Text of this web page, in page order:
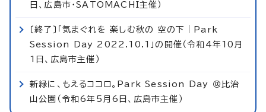
日、広島市・SATOMACHI主催）
〔終了〕「気まぐれを 楽しむ秋の 空の下｜Park
Session Day 2022.10.1」の開催（令和4年10月
1日、広島市主催）
新緑に、もえるココロ。Park Session Day ＠比治
山公園（令和6年5月6日、広島市主催）